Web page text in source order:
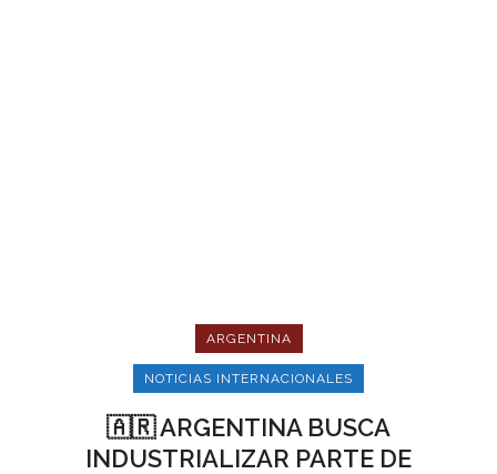
ARGENTINA
NOTICIAS INTERNACIONALES
🇦🇷 ARGENTINA BUSCA
INDUSTRIALIZAR PARTE DE